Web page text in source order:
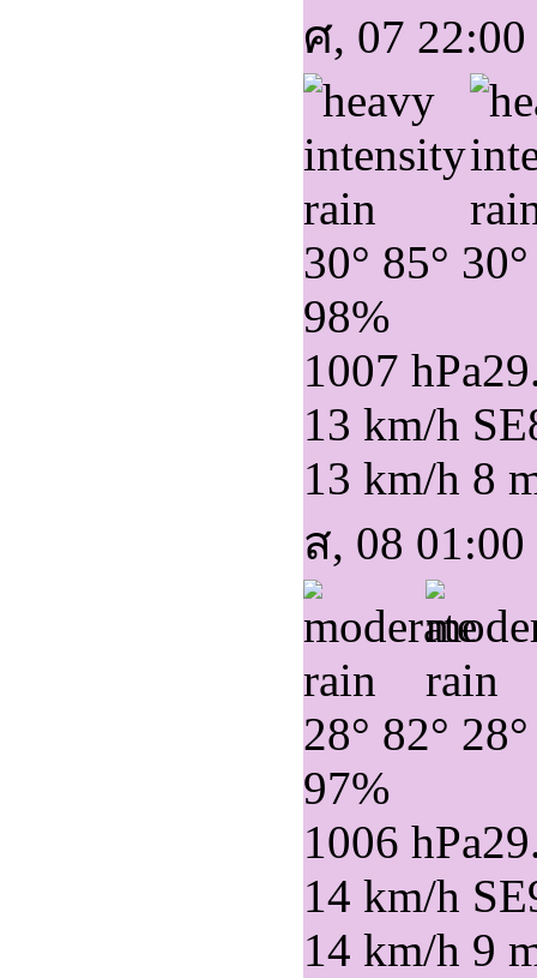
ศ, 07 22:00
30° 85° 30°
98%
1007 hPa
13 km/h SE
13 km/h 8
ส, 08 01:00
28° 82° 28°
97%
1006 hPa
14 km/h SE
14 km/h 9